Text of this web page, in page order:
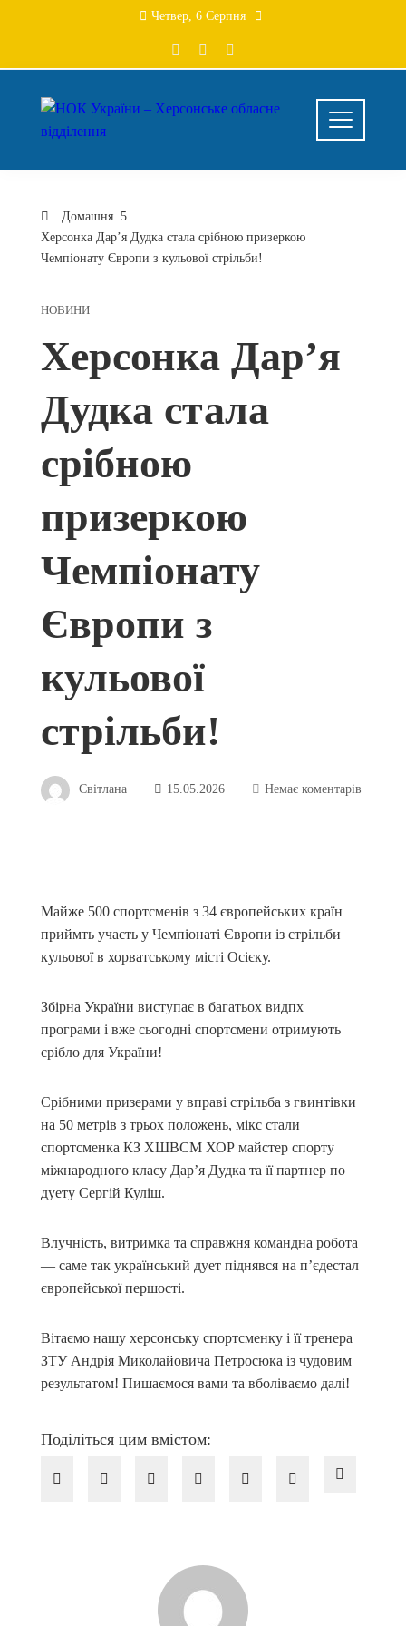
Четвер, 6 Серпня
Домашня
Херсонка Дар’я Дудка стала срібною призеркою
Чемпіонату Європи з кульової стрільби!
НОВИНИ
Херсонка Дар’я
Дудка стала
срібною
призеркою
Чемпіонату
Європи з
кульової
стрільби!
Світлана 15.05.2026 Немає коментарів
Майже 500 спортсменів з 34 європейських країн
приймть участь у Чемпіонаті Європи із стрільби
кульової в хорватському місті Осієку.
Збірна України виступає в багатьох видпх
програми і вже сьогодні спортсмени отримують
срібло для України!
Срібними призерами у вправі стрільба з гвинтівки
на 50 метрів з трьох положень, мікс стали
спортсменка КЗ ХШВСМ ХОР майстер спорту
міжнародного класу Дарʼя Дудка та її партнер по
дуету Сергій Куліш.
Влучність, витримка та справжня командна робота
— саме так український дует піднявся на п’єдестал
європейської першості.
Вітаємо нашу херсонську спортсменку і її тренера
ЗТУ Андрія Миколайовича Петросюка із чудовим
результатом! Пишаємося вами та вболіваємо далі!
Поділіться цим вмістом: